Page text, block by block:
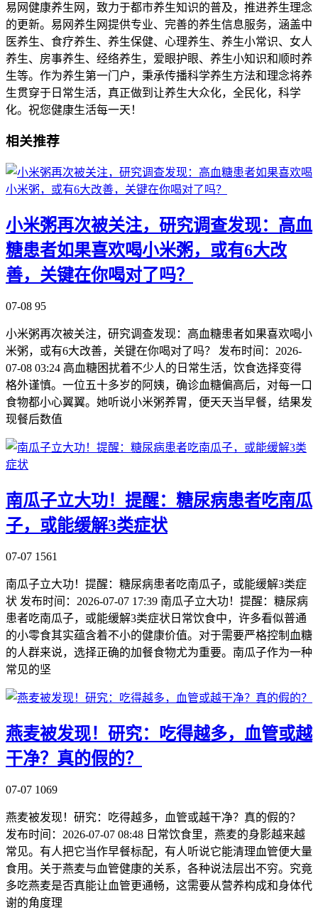
易网健康养生网，致力于都市养生知识的普及，推进养生理念
的更新。易网养生网提供专业、完善的养生信息服务，涵盖中
医养生、食疗养生、养生保健、心理养生、养生小常识、女人
养生、房事养生、经络养生，爱眼护眼、养生小知识和顺时养
生等。作为养生第一门户，秉承传播科学养生方法和理念将养
生贯穿于日常生活，真正做到让养生大众化，全民化，科学
化。祝您健康生活每一天！
相关推荐
小米粥再次被关注，研究调查发现：高血
糖患者如果喜欢喝小米粥，或有6大改
善，关键在你喝对了吗？
07-08 95
小米粥再次被关注，研究调查发现：高血糖患者如果喜欢喝小
米粥，或有6大改善，关键在你喝对了吗？ 发布时间：2026-
07-08 03:24 高血糖困扰着不少人的日常生活，饮食选择变得
格外谨慎。一位五十多岁的阿姨，确诊血糖偏高后，对每一口
食物都小心翼翼。她听说小米粥养胃，便天天当早餐，结果发
现餐后数值
南瓜子立大功！提醒：糖尿病患者吃南瓜
子，或能缓解3类症状
07-07 1561
南瓜子立大功！提醒：糖尿病患者吃南瓜子，或能缓解3类症
状 发布时间：2026-07-07 17:39 南瓜子立大功！提醒：糖尿病
患者吃南瓜子，或能缓解3类症状日常饮食中，许多看似普通
的小零食其实蕴含着不小的健康价值。对于需要严格控制血糖
的人群来说，选择正确的加餐食物尤为重要。南瓜子作为一种
常见的坚
燕麦被发现！研究：吃得越多，血管或越
干净？真的假的？
07-07 1069
燕麦被发现！研究：吃得越多，血管或越干净？真的假的？
发布时间：2026-07-07 08:48 日常饮食里，燕麦的身影越来越
常见。有人把它当作早餐标配，有人听说它能清理血管便大量
食用。关于燕麦与血管健康的关系，各种说法层出不穷。究竟
多吃燕麦是否真能让血管更通畅，这需要从营养构成和身体代
谢的角度理